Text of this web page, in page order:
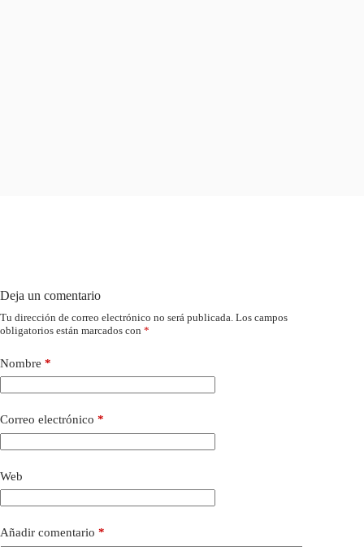
Deja un comentario
Tu dirección de correo electrónico no será publicada. Los campos
obligatorios están marcados con *
Nombre *
Correo electrónico *
Web
Añadir comentario *